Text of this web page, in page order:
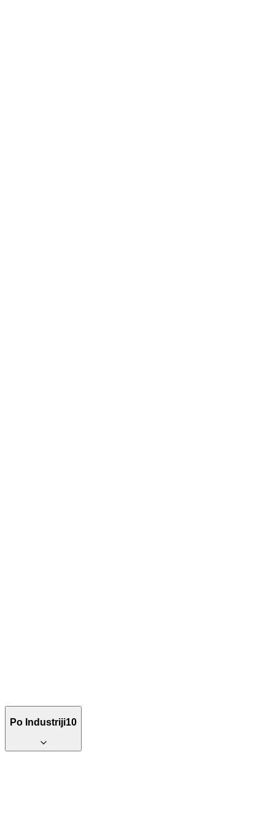
Po Industriji10